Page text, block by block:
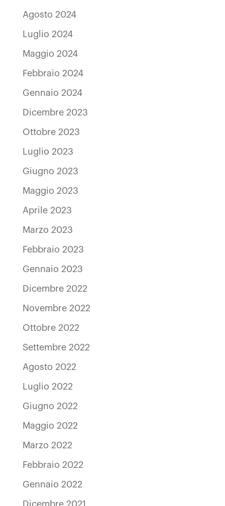
Agosto 2024
Luglio 2024
Maggio 2024
Febbraio 2024
Gennaio 2024
Dicembre 2023
Ottobre 2023
Luglio 2023
Giugno 2023
Maggio 2023
Aprile 2023
Marzo 2023
Febbraio 2023
Gennaio 2023
Dicembre 2022
Novembre 2022
Ottobre 2022
Settembre 2022
Agosto 2022
Luglio 2022
Giugno 2022
Maggio 2022
Marzo 2022
Febbraio 2022
Gennaio 2022
Dicembre 2021